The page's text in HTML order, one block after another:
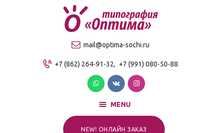
mail@optima-sochi.ru
+7 (862) 264-91-32, +7 (991) 080-50-88
MENU
NEW! ОНЛАЙН ЗАКАЗ
Качественная типография в Сочи
О компании
Продукция
Услуги
Прайс-лист
Для клиентов